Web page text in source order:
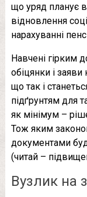
що уряд планує
відновлення
нарахуванні
Навчені гірким
обіцянки і
що так і
підґрунтям для
як мінімум –
Тож яким
документами
(читай –
Вузлик на